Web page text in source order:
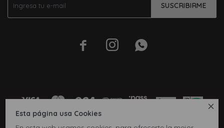

Esta página usa Cookies
SUSCRIBIRME
  